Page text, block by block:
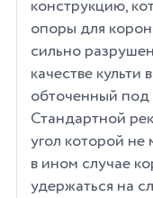
конструкцию,
опоры для
сильно
качестве культи
обточенный под
Стандартной
угол которой не
в ином случае
удержаться на